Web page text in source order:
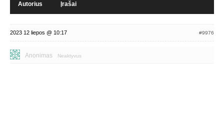
Autorius Įrašai
2023 12 liepos @ 10:17 #9976
Anonimas Neaktyvus